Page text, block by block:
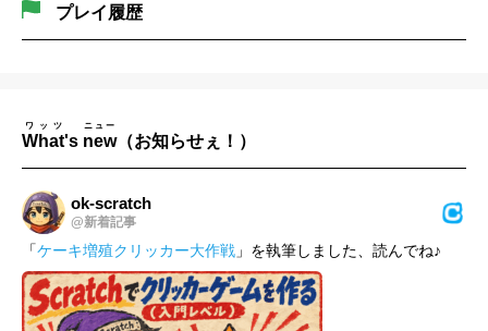
プレイ履歴
What
ワッツ
's new
ニュー
（お知らせぇ！）
ok-scratch
@新着記事
「ケーキ増殖クリッカー大作戦 」を執筆しました、読んでね♪